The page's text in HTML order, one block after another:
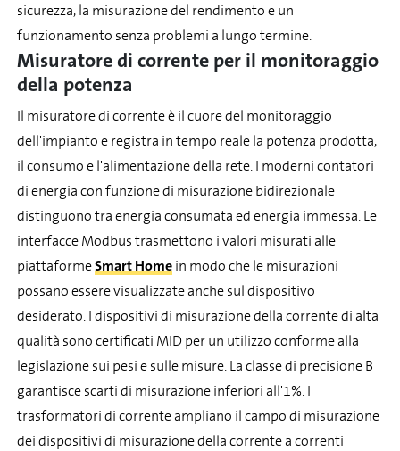
sicurezza, la misurazione del rendimento e un
funzionamento senza problemi a lungo termine.
Misuratore di corrente per il monitoraggio
della potenza
Il misuratore di corrente è il cuore del monitoraggio
dell'impianto e registra in tempo reale la potenza prodotta,
il consumo e l'alimentazione della rete. I moderni contatori
di energia con funzione di misurazione bidirezionale
distinguono tra energia consumata ed energia immessa. Le
interfacce Modbus trasmettono i valori misurati alle
piattaformeSmart Homein modo che le misurazioni
possano essere visualizzate anche sul dispositivo
desiderato. I dispositivi di misurazione della corrente di alta
qualità sono certificati MID per un utilizzo conforme alla
legislazione sui pesi e sulle misure. La classe di precisione B
garantisce scarti di misurazione inferiori all'1%. I
trasformatori di corrente ampliano il campo di misurazione
dei dispositivi di misurazione della corrente a correnti